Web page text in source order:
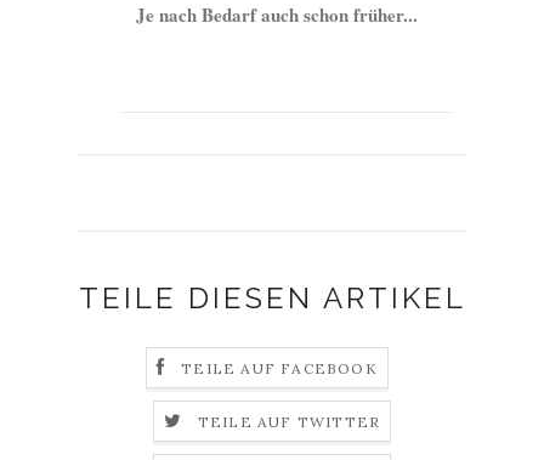
Je nach Bedarf auch schon früher...
TEILE DIESEN ARTIKEL
TEILE AUF FACEBOOK
TEILE AUF TWITTER